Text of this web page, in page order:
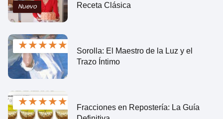
Nuevo
Receta Clásica
★★★★★
Sorolla: El Maestro de la Luz y el
Trazo Íntimo
★★★★★
Fracciones en Repostería: La Guía